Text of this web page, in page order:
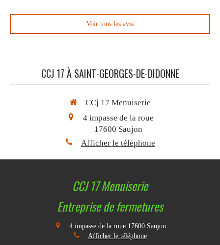
Voir tous les avis
CCJ 17 À SAINT-GEORGES-DE-DIDONNE
CCj 17 Menuiserie
4 impasse de la roue
17600 Saujon
Afficher le téléphone
CCJ 17 Menuiserie
Entreprise de fermetures
4 impasse de la roue 17600 Saujon
Afficher le téléphone